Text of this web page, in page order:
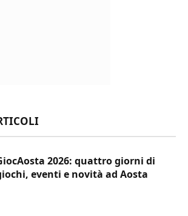
2026: quattro giorni di
eventi e novità ad Aosta